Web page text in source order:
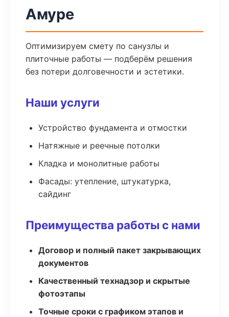
Амуре
Оптимизируем смету по санузлы и
плиточные работы — подберём решения
без потери долговечности и эстетики.
Наши услуги
Устройство фундамента и отмостки
Натяжные и реечные потолки
Кладка и монолитные работы
Фасады: утепление, штукатурка,
сайдинг
Преимущества работы с нами
Договор и полный пакет закрывающих
документов
Качественный технадзор и скрытые
фотоэтапы
Точные сроки с графиком этапов и